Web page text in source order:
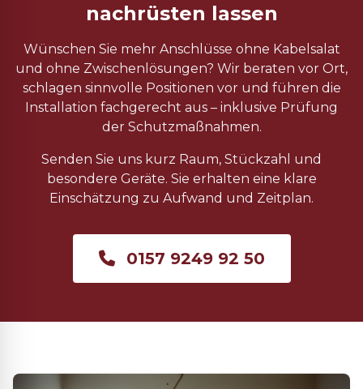
nachrüsten lassen
Wünschen Sie mehr Anschlüsse ohne Kabelsalat
und ohne Zwischenlösungen? Wir beraten vor Ort,
schlagen sinnvolle Positionen vor und führen die
Installation fachgerecht aus – inklusive Prüfung
der Schutzmaßnahmen.
Senden Sie uns kurz Raum, Stückzahl und
besondere Geräte. Sie erhalten eine klare
Einschätzung zu Aufwand und Zeitplan.
0157 9249 92 50